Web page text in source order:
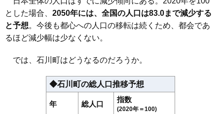
とした場合、 2050年には、全国の人口は83.0まで減少する
と予想。今後も都心への人口の移転は続くため、都会であ
るほど減少幅は少なくない。
では、石川町はどうなるのだろうか。
◆石川町の総人口推移予想
年 総人口
指数
(2020年＝100)